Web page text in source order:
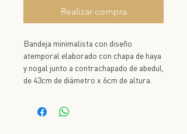
Realizar compra
Bandeja minimalista con diseño
atemporal elaborado con chapa de haya
y nogal junto a contrachapado de abedul,
de 43cm de diámetro x 6cm de altura.